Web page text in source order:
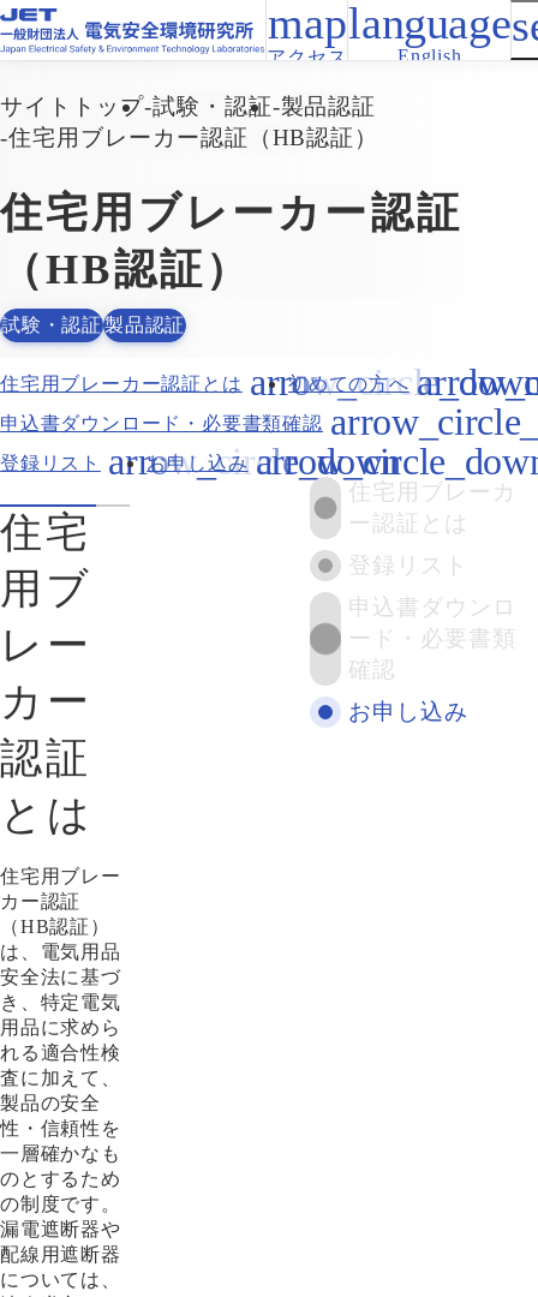
アクセス English
サイトトップ 試験・認証 製品認証
住宅用ブレーカー認証（HB認証）
住宅用ブレーカー認証
（HB認証）
試験・認証製品認証
住宅用ブレーカー認証とは
初めての方へ
申込書ダウンロード・必要書類確認
登録リスト
お申し込み
住宅
用ブ
レー
カー
認証
とは
住宅用ブレー
カー認証
（HB認証）
は、電気用品
安全法に基づ
き、特定電気
用品に求めら
れる適合性検
査に加えて、
製品の安全
性・信頼性を
一層確かなも
のとするため
の制度です。
漏電遮断器や
配線用遮断器
については、
住宅用ブレーカ
ー認証とは
登録リスト
申込書ダウンロ
ード・必要書類
確認
お申し込み